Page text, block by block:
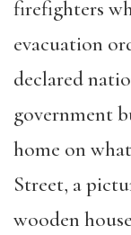
firefighters
evacuation
declared
government
home on
Street, a
wooden